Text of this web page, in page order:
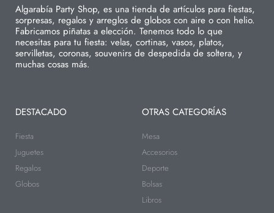
Algarabía Party Shop, es una tienda de artículos para fiestas,
sorpresas, regalos y arreglos de globos con aire o con helio.
Fabricamos piñatas a elección. Tenemos todo lo que
necesitas para tu fiesta: velas, cortinas, vasos, platos,
servilletas, coronas, souvenirs de despedida de soltera, y
muchas cosas más.
DESTACADO
Fiesta
Juguetes
Regalos
Globos
OTRAS CATEGORÍAS
Mesa
Accesorios
Deporte
Bolsas
Libros